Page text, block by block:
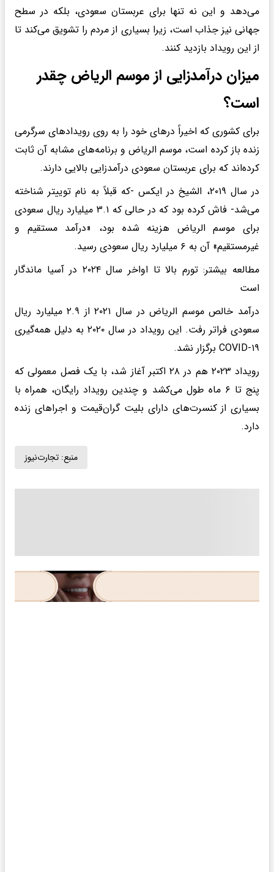
می‌دهد و این نه تنها برای عربستان سعودی، بلکه در سطح
جهانی نیز جذاب است، زیرا بسیاری از مردم را تشویق می‌کند تا
از این رویداد بازدید کنند.
میزان درآمدزایی از موسم الریاض چقدر
است؟
برای کشوری که اخیراً در‌های خود را به روی رویداد‌های سرگرمی
زنده باز کرده است، موسم الریاض و برنامه‌های مشابه آن ثابت
کرده‌اند که برای عربستان سعودی درآمدزایی بالایی دارند.
در سال ۲۰۱۹، الشیخ در ایکس -که قبلاً به نام توییتر شناخته
می‌شد- فاش کرده بود که در حالی که ۳.۱ میلیارد ریال سعودی
برای موسم الریاض هزینه شده بود، «درآمد مستقیم و
غیرمستقیم» آن به ۶ میلیارد ریال سعودی رسید.
مطالعه بیشتر: تورم بالا تا اواخر سال ۲۰۲۴ در آسیا ماندگار
است
درآمد خالص موسم الریاض در سال ۲۰۲۱ از ۲.۹ میلیارد ریال
سعودی فراتر رفت. این رویداد در سال ۲۰۲۰ به دلیل همه‌گیری
COVID-۱۹ برگزار نشد.
رویداد ۲۰۲۳ هم در ۲۸ اکتبر آغاز شد، با یک فصل معمولی که
پنج تا ۶ ماه طول می‌کشد و چندین رویداد رایگان، همراه با
بسیاری از کنسرت‌های دارای بلیت گران‌قیمت و اجرا‌های زنده
دارد.
منبع: تجارت‌نیوز